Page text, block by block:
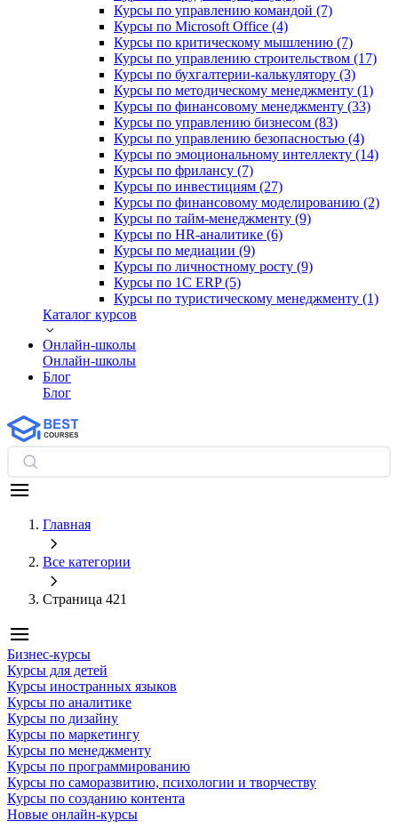
Курсы по управлению командой (7)
Курсы по Microsoft Office (4)
Курсы по критическому мышлению (7)
Курсы по управлению строительством (17)
Курсы по бухгалтерии-калькулятору (3)
Курсы по методическому менеджменту (1)
Курсы по финансовому менеджменту (33)
Курсы по управлению бизнесом (83)
Курсы по управлению безопасностью (4)
Курсы по эмоциональному интеллекту (14)
Курсы по фрилансу (7)
Курсы по инвестициям (27)
Курсы по финансовому моделированию (2)
Курсы по тайм-менеджменту (9)
Курсы по HR-аналитике (6)
Курсы по медиации (9)
Курсы по личностному росту (9)
Курсы по 1С ERP (5)
Курсы по туристическому менеджменту (1)
Каталог курсов
Онлайн-школы
Онлайн-школы
Блог
Блог
Главная
Все категории
Страница 421
Бизнес-курсы
Курсы для детей
Курсы иностранных языков
Курсы по аналитике
Курсы по дизайну
Курсы по маркетингу
Курсы по менеджменту
Курсы по программированию
Курсы по саморазвитию, психологии и творчеству
Курсы по созданию контента
Новые онлайн‑курсы